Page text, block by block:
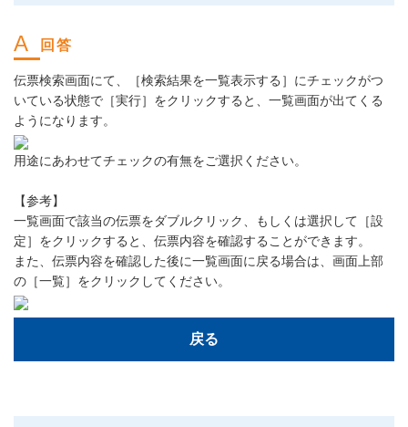
伝票検索画面にて、［検索結果を一覧表示する］にチェックがつ
いている状態で［実行］をクリックすると、一覧画面が出てくる
ようになります。
用途にあわせてチェックの有無をご選択ください。
【参考】
一覧画面で該当の伝票をダブルクリック、もしくは選択して［設
定］をクリックすると、伝票内容を確認することができます。
また、伝票内容を確認した後に一覧画面に戻る場合は、画面上部
の［一覧］をクリックしてください。
戻る